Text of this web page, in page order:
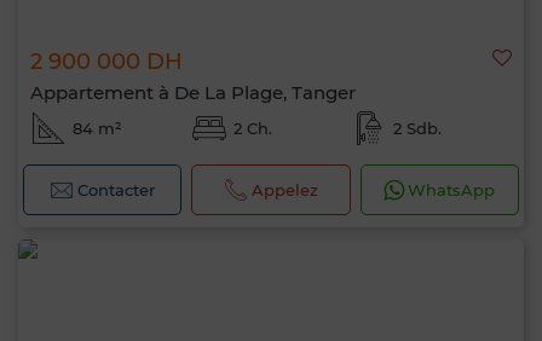
2 900 000 DH
Appartement à De La Plage, Tanger
84 m² 2 Ch. 2 Sdb.
Contacter Appelez WhatsApp